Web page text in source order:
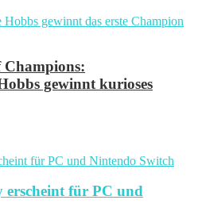
gewinnt kurioses
für PC und